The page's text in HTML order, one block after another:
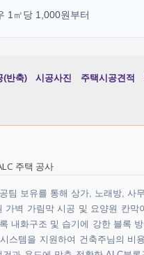
1㎡당 1,000원부터
(반축) 시공사진 주택시공견적
주택 공사
팀 보유를 통해 상가, 노래방, 사
가벽 가림막 시공 및 요양원 칸
내화구조 및 습기에 강한 블록
스템을 지원하여 건축주님의